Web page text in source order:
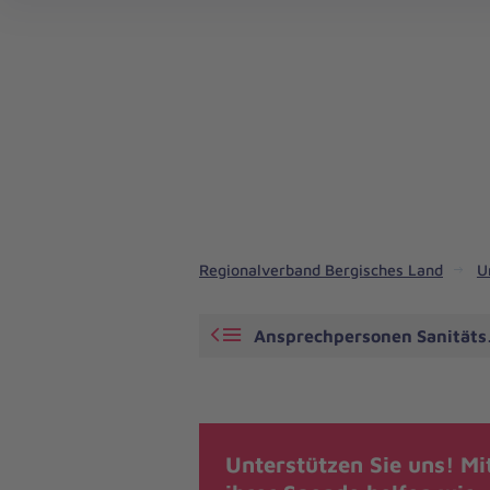
Regionalverband Bergisches Land
Ansprechpersonen
Unterstützen Sie uns!